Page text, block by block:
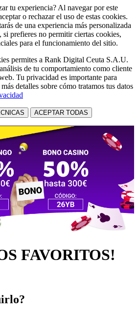
tu experiencia? Al navegar por este
o rechazar el uso de estas cookies.
de una experiencia más personalizada
prefieres no permitir ciertas cookies,
para el funcionamiento del sitio.
permites a Rank Digital Ceuta S.A.U.
de tu comportamiento como cliente
Tu privacidad es importante para
detalles sobre cómo tratamos tus datos
ACEPTAR TODAS
FAVORITOS!